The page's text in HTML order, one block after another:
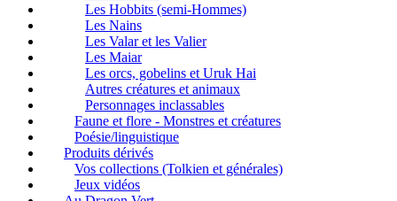
Les Hobbits (semi-Hommes)
Les Nains
Les Valar et les Valier
Les Maiar
Les orcs, gobelins et Uruk Hai
Autres créatures et animaux
Personnages inclassables
Faune et flore - Monstres et créatures
Poésie/linguistique
Produits dérivés
Vos collections (Tolkien et générales)
Jeux vidéos